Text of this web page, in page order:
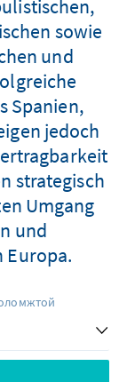
sowie
und
Spanien,
jedoch
strategisch
Umgang
und
Europa.